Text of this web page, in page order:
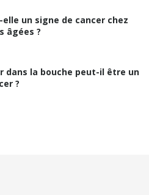
elle un signe de cancer chez
âgées ?
dans la bouche peut-il être un
?